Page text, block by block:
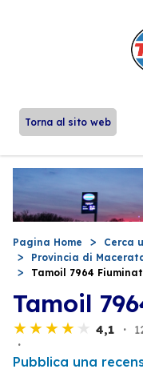
Torna al sito web
Pagina Home Cerca
Provincia di
Tamoil 7964
Tamoil
4,1
Pubblica una